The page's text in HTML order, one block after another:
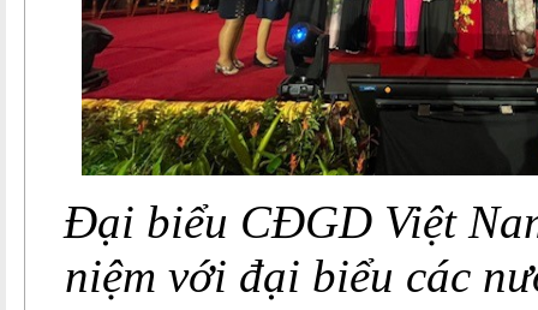
Đại biểu CĐGD Việt
niệm với đại biểu các